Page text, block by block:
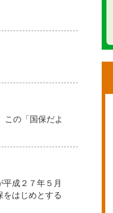
の「国保だよ
成２７年５月
をはじめとする